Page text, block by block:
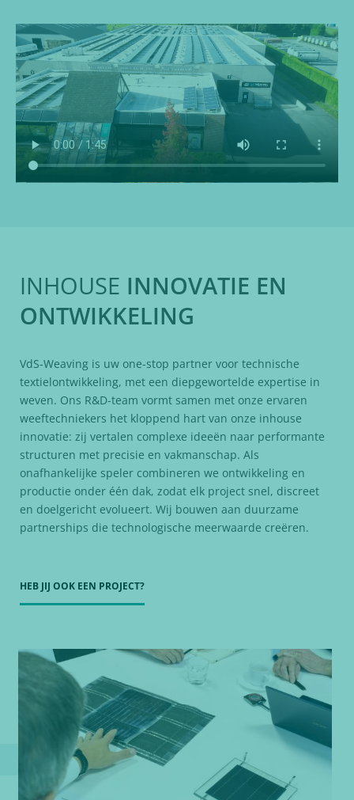
INHOUSE INNOVATIE EN
ONTWIKKELING
VdS-Weaving is uw one-stop partner voor technische
textielontwikkeling, met een diepgewortelde expertise in
weven. Ons R&D-team vormt samen met onze ervaren
weeftechniekers het kloppend hart van onze inhouse
innovatie: zij vertalen complexe ideeën naar performante
structuren met precisie en vakmanschap. Als
onafhankelijke speler combineren we ontwikkeling en
productie onder één dak, zodat elk project snel, discreet
en doelgericht evolueert. Wij bouwen aan duurzame
partnerships die technologische meerwaarde creëren.
HEB JIJ OOK EEN PROJECT?